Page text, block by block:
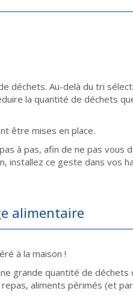
déchets. Au-delà du tri
la quantité de déchets
être mises en place.
à pas, afin de ne pas vous
installez ce geste dans vos
alimentaire
à la maison !
grande quantité de
aliments périmés (et